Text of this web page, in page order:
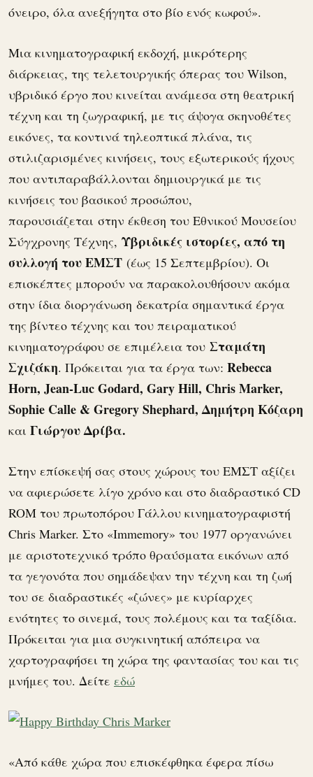
όνειρο, όλα ανεξήγητα στο βίο ενός κωφού».
Μια κινηματογραφική εκδοχή, μικρότερης
διάρκειας, της τελετουργικής όπερας του Wilson,
υβριδικό έργο που κινείται ανάμεσα στη θεατρική
τέχνη και τη ζωγραφική, με τις άψογα σκηνοθέτες
εικόνες, τα κοντινά τηλεοπτικά πλάνα, τις
στιλιζαρισμένες κινήσεις, τους εξωτερικούς ήχους
που αντιπαραβάλλονται δημιουργικά με τις
κινήσεις του βασικού προσώπου,
παρουσιάζεται στην έκθεση του Εθνικού Μουσείου
Σύγχρονης Τέχνης, Υβριδικές ιστορίες, από τη
συλλογή του ΕΜΣΤ (έως 15 Σεπτεμβρίου). Οι
επισκέπτες μπορούν να παρακολουθήσουν ακόμα
στην ίδια διοργάνωση δεκατρία σημαντικά έργα
της βίντεο τέχνης και του πειραματικού
κινηματογράφου σε επιμέλεια του Σταμάτη
Σχιζάκη. Πρόκειται για τα έργα των: Rebecca
Horn, Jean-Luc Godard, Gary Hill, Chris Marker,
Sophie Calle & Gregory Shephard, Δημήτρη Κόζαρη
και Γιώργου Δρίβα.
Στην επίσκεψή σας στους χώρους του ΕΜΣΤ αξίζει
να αφιερώσετε λίγο χρόνο και στο διαδραστικό CD
ROM του πρωτοπόρου Γάλλου κινηματογραφιστή
Chris Marker. Στο «Immemory» του 1977 οργανώνει
με αριστοτεχνικό τρόπο θραύσματα εικόνων από
τα γεγονότα που σημάδεψαν την τέχνη και τη ζωή
του σε διαδραστικές «ζώνες» με κυρίαρχες
ενότητες το σινεμά, τους πολέμους και τα ταξίδια.
Πρόκειται για μια συγκινητική απόπειρα να
χαρτογραφήσει τη χώρα της φαντασίας του και τις
μνήμες του. Δείτε εδώ
«Από κάθε χώρα που επισκέφθηκα έφερα πίσω